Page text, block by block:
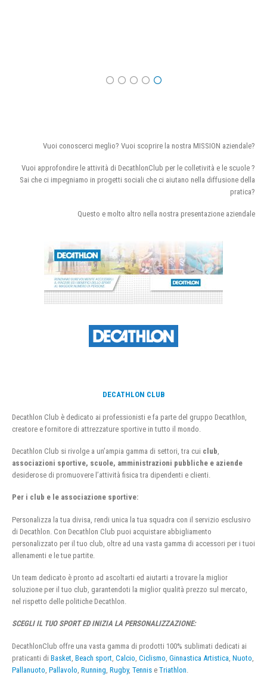
Vuoi conoscerci meglio? Vuoi scoprire la nostra MISSION aziendale?
Vuoi approfondire le attività di DecathlonClub per le colletività e le scuole ?
Sai che ci impegniamo in progetti sociali che ci aiutano nella diffusione della
pratica?
Questo e molto altro nella nostra presentazione aziendale
DECATHLON CLUB
Decathlon Club è dedicato ai professionisti e fa parte del gruppo Decathlon,
creatore e fornitore di attrezzature sportive in tutto il mondo.
Decathlon Club si rivolge a un’ampia gamma di settori, tra cui club
associazioni sportive, scuole, amministrazioni pubbliche e aziende
desiderose di promuovere l’attività fisica tra dipendenti e clienti.
Per i club e le associazione sportive:
Personalizza la tua divisa, rendi unica la tua squadra con il servizio esclusivo
di Decathlon. Con Decathlon Club puoi acquistare abbigliamento
personalizzato per il tuo club, oltre ad una vasta gamma di accessori per i tuoi
allenamenti e le tue partite.
Un team dedicato è pronto ad ascoltarti ed aiutarti a trovare la miglior
soluzione per il tuo club, garantendoti la miglior qualità prezzo sul mercato,
nel rispetto delle politiche Decathlon.
SCEGLI IL TUO SPORT ED INIZIA LA PERSONALIZZAZIONE:
DecathlonClub offre una vasta gamma di prodotti 100% sublimati dedicati ai
praticanti di Basket Beach sport Calcio Ciclismo Ginnastica Artistica Nuoto
Pallanuoto Pallavolo Running Rugby, Tennis e Triathlon